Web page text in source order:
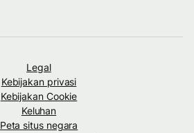
Legal
Kebijakan privasi
Kebijakan Cookie
Keluhan
Peta situs negara